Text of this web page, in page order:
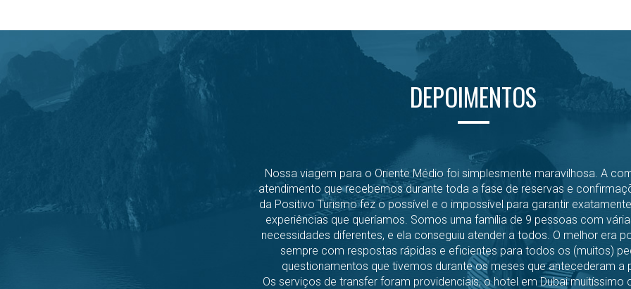
DEPOIMENTOS
Nossa viagem para o Oriente Médio foi simplesmente maravilhosa. A
atendimento que recebemos durante toda a fase de reservas e
da Positivo Turismo fez o possível e o impossível para garantir
experiências que queríamos. Somos uma família de 9 pessoas com
necessidades diferentes, e ela conseguiu atender a todos. O melhor era
sempre com respostas rápidas e eficientes para todos os (muitos)
questionamentos que tivemos durante os meses que antecederam a
Os serviços de transfer foram providenciais; o hotel em Dubai muitíssimo